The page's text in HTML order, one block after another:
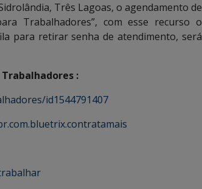
Três Lagoas, o agendamento de
Trabalhadores”, com esse recurso o
para retirar senha de atendimento, será
:
id1544791407